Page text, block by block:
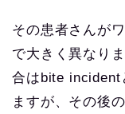
その患者さんが
で大きく異なり
合はbite incident
ますが、その後